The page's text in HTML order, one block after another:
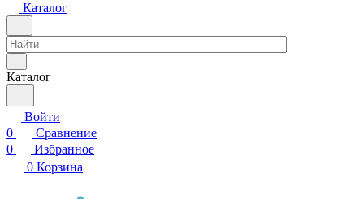
Каталог
Каталог
Войти
0
Сравнение
0
Избранное
0 Корзина